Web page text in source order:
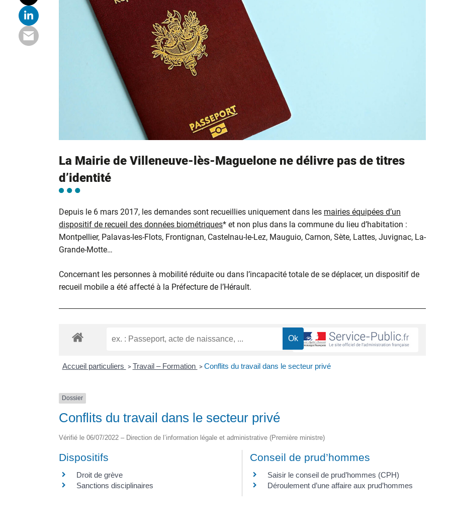
La Mairie de Villeneuve-lès-Maguelone ne délivre pas de titres
d’identité
Depuis le 6 mars 2017, les demandes sont recueillies uniquement dans les mairies équipées d’un
dispositif de recueil des données biométriques* et non plus dans la commune du lieu d’habitation :
Montpellier, Palavas-les-Flots, Frontignan, Castelnau-le-Lez, Mauguio, Carnon, Sète, Lattes, Juvignac, La-
Grande-Motte…
Concernant les personnes à mobilité réduite ou dans l’incapacité totale de se déplacer, un dispositif de
recueil mobile a été affecté à la Préfecture de l’Hérault.
Accueil particuliers > Travail – Formation > Conflits du travail dans le secteur privé
Dossier
Conflits du travail dans le secteur privé
Vérifié le 06/07/2022 – Direction de l’information légale et administrative (Première ministre)
Dispositifs
Droit de grève
Sanctions disciplinaires
Conseil de prud’hommes
Saisir le conseil de prud’hommes (CPH)
Déroulement d’une affaire aux prud’hommes